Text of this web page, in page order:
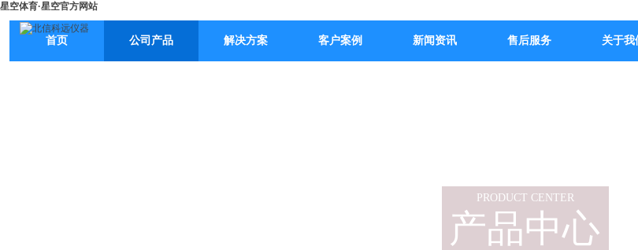
星空体育·星空官方网站
首页 公司产品 解决方案 客户案例 新闻资讯 售后服务 关于我
产品中心
PRODUCT CENTER